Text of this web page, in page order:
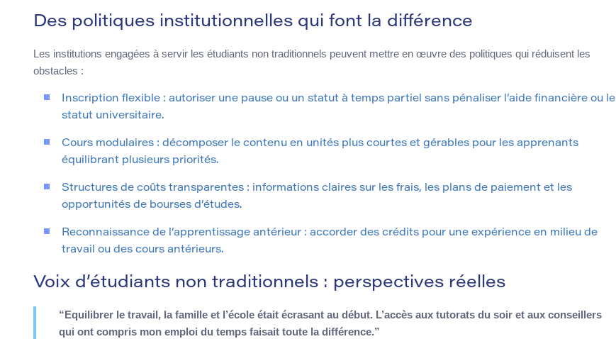
Des politiques institutionnelles qui font la différence
Les institutions engagées à servir les étudiants non traditionnels peuvent mettre en œuvre des politiques qui réduisent les
obstacles :
Inscription flexible : autoriser une pause ou un statut à temps partiel sans pénaliser l’aide financière ou le
statut universitaire.
Cours modulaires : décomposer le contenu en unités plus courtes et gérables pour les apprenants
équilibrant plusieurs priorités.
Structures de coûts transparentes : informations claires sur les frais, les plans de paiement et les
opportunités de bourses d’études.
Reconnaissance de l’apprentissage antérieur : accorder des crédits pour une expérience en milieu de
travail ou des cours antérieurs.
Voix d’étudiants non traditionnels : perspectives réelles
“Equilibrer le travail, la famille et l’école était écrasant au début. L’accès aux tutorats du soir et aux conseillers
qui ont compris mon emploi du temps faisait toute la différence.”